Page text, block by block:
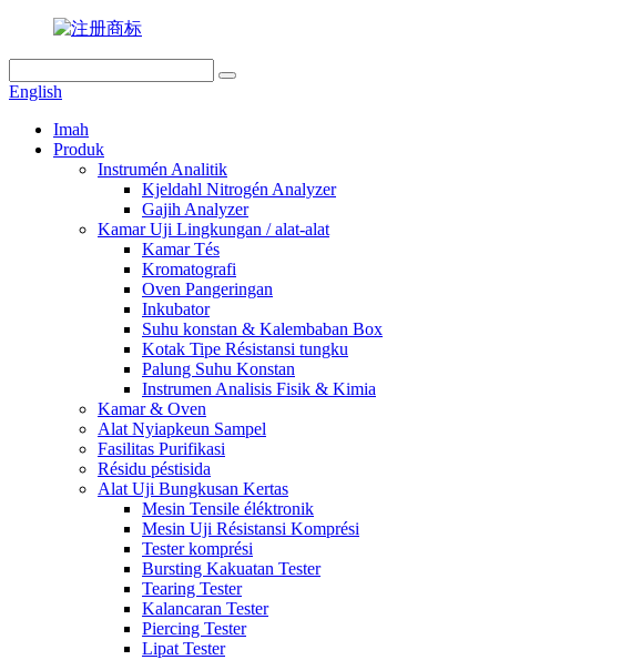
English
Imah
Produk
Instrumén Analitik
Kjeldahl Nitrogén Analyzer
Gajih Analyzer
Kamar Uji Lingkungan / alat-alat
Kamar Tés
Kromatografi
Oven Pangeringan
Inkubator
Suhu konstan & Kalembaban Box
Kotak Tipe Résistansi tungku
Palung Suhu Konstan
Instrumen Analisis Fisik & Kimia
Kamar & Oven
Alat Nyiapkeun Sampel
Fasilitas Purifikasi
Résidu péstisida
Alat Uji Bungkusan Kertas
Mesin Tensile éléktronik
Mesin Uji Résistansi Komprési
Tester komprési
Bursting Kakuatan Tester
Tearing Tester
Kalancaran Tester
Piercing Tester
Lipat Tester